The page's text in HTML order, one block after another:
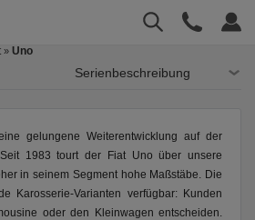
» Uno
Serienbeschreibung
gelungene Weiterentwicklung auf der
1983 tourt der Fiat Uno über unsere
in seinem Segment hohe Maßstäbe. Die
Karosserie-Varianten verfügbar: Kunden
oder den Kleinwagen entscheiden.